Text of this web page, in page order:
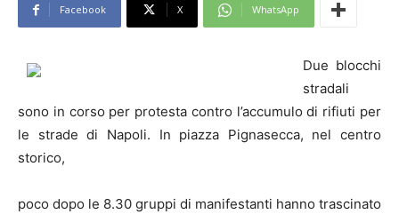
Facebook X WhatsApp
Due blocchi
stradali
sono in corso per protesta contro l’accumulo di rifiuti per
le strade di Napoli. In piazza Pignasecca, nel centro
storico,
poco dopo le 8.30 gruppi di manifestanti hanno trascinato